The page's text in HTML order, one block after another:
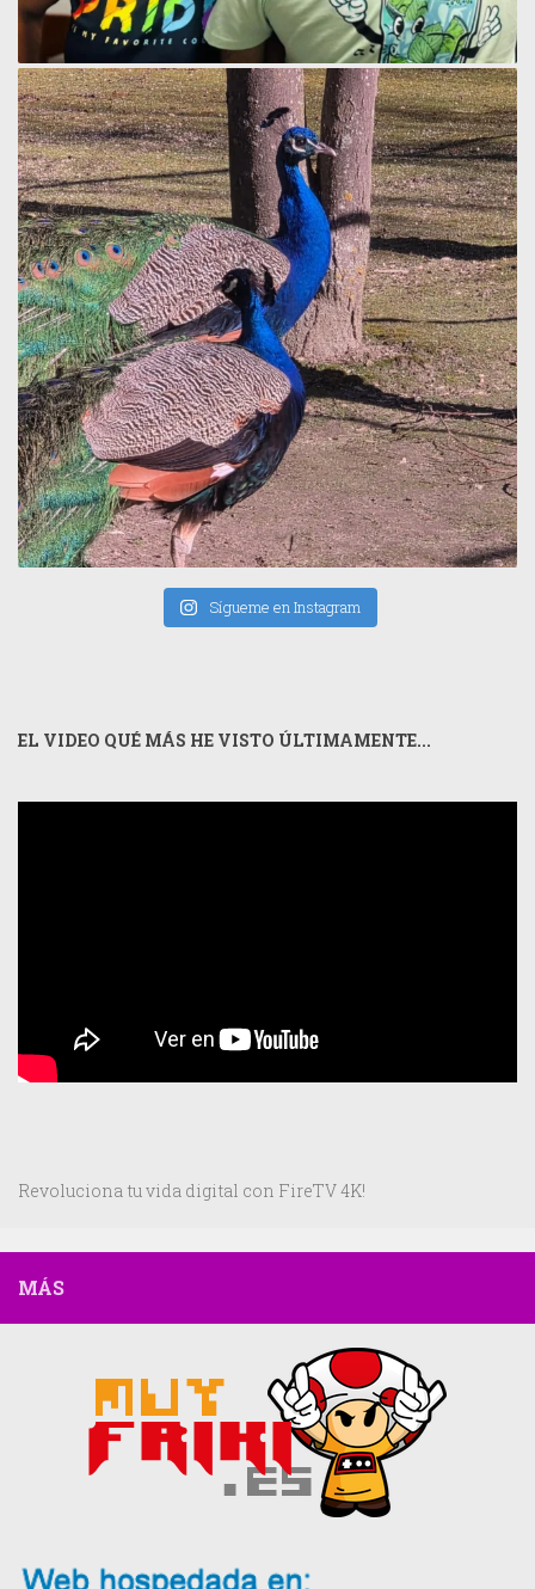
Sígueme en Instagram
EL VIDEO QUÉ MÁS HE VISTO ÚLTIMAMENTE...
Revoluciona tu vida digital con FireTV 4K!
MÁS